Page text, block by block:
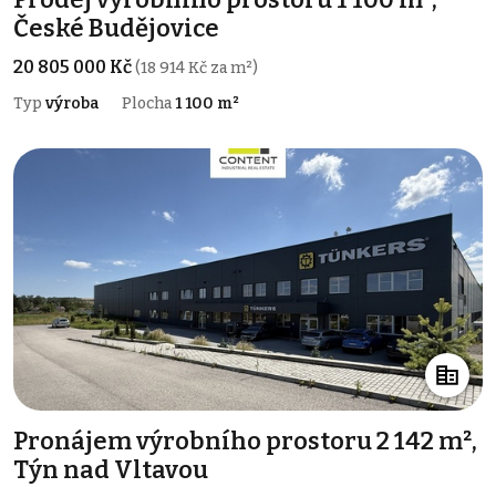
České Budějovice
20 805 000 Kč(18 914 Kč za m²)
Typ výroba Plocha1 100 m²
Pronájem výrobního prostoru 2 142 m²,
Týn nad Vltavou